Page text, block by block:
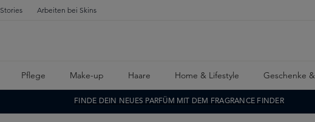
Stories Arbeiten bei Skins
Pflege Make-up Haare Home & Lifestyle Geschenke
FINDE DEIN NEUES PARFÜM MIT DEM FRAGRANCE FINDER